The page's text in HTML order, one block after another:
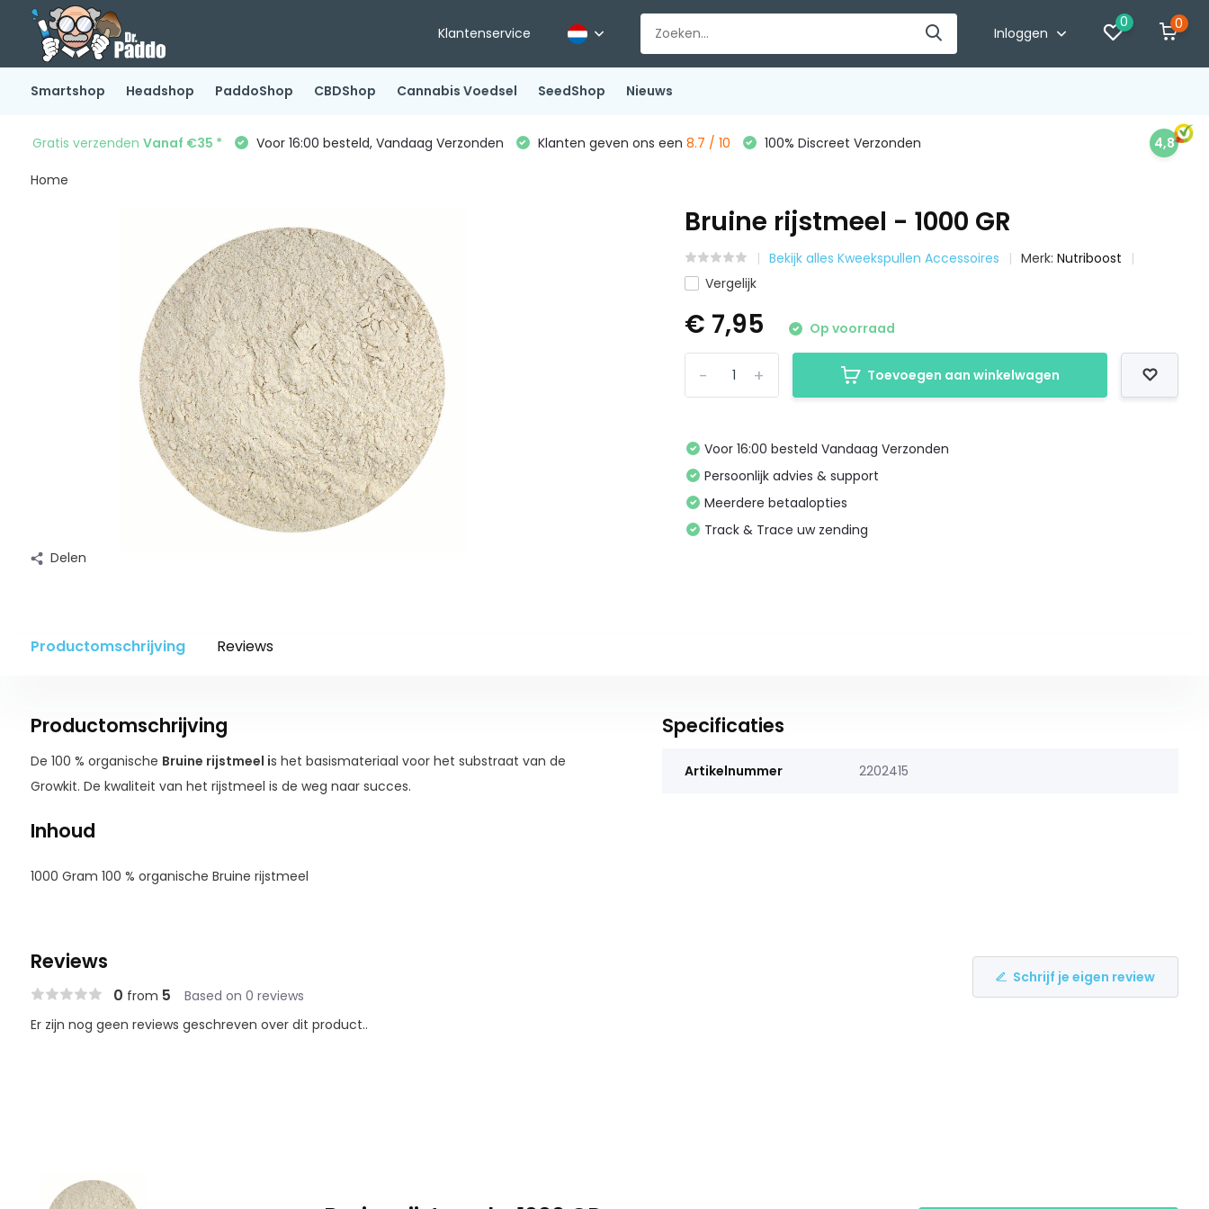
Klantenservice Inloggen
0 0
Smartshop Headshop PaddoShop CBDShop Cannabis Voedsel SeedShop Nieuws
Gratis verzenden Vanaf €35 * Voor 16:00 besteld, Vandaag Verzonden Klanten geven ons een 8.7 / 10 100% Discreet Verzonden 4,8
Home
Delen
Bruine rijstmeel - 1000 GR
Bekijk alles Kweekspullen Accessoires Merk:Nutriboost
Vergelijk
€ 7,95 Op voorraad
+
- Toevoegen aan winkelwagen
Voor 16:00 besteld Vandaag Verzonden
Persoonlijk advies & support
Meerdere betaalopties
Track & Trace uw zending
Productomschrijving Reviews
Productomschrijving
De 100 % organische Bruine rijstmeel is het basismateriaal voor het substraat van de
Growkit. De kwaliteit van het rijstmeel is de weg naar succes.
Inhoud
1000 Gram 100 % organische Bruine rijstmeel
Specificaties
Artikelnummer 2202415
Reviews
0 from 5 Based on 0 reviews
Schrijf je eigen review
Er zijn nog geen reviews geschreven over dit product..